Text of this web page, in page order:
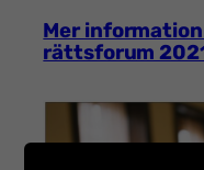
Mer
rättsforum